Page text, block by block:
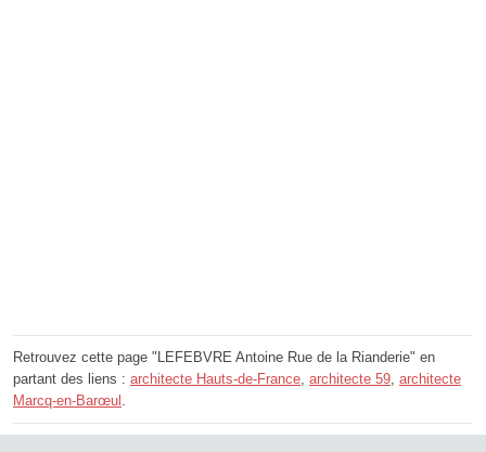
Retrouvez cette page "LEFEBVRE Antoine Rue de la Rianderie" en
partant des liens : architecte Hauts-de-France architecte 59 architecte
Marcq-en-Barœul